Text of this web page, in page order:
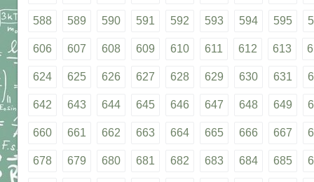
588 589 590 591 592 593 594 595
606 607 608 609 610 611 612 613
624 625 626 627 628 629 630 631
642 643 644 645 646 647 648 649
660 661 662 663 664 665 666 667
678 679 680 681 682 683 684 685